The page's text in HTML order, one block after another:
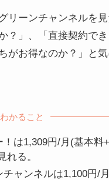
リーンチャンネルを
？」、「直接契約で
がお得なのか？」と
かること
！は1,309円/月(基本料
れる。
チャンネルは1,100円/